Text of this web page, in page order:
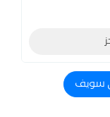
سويف